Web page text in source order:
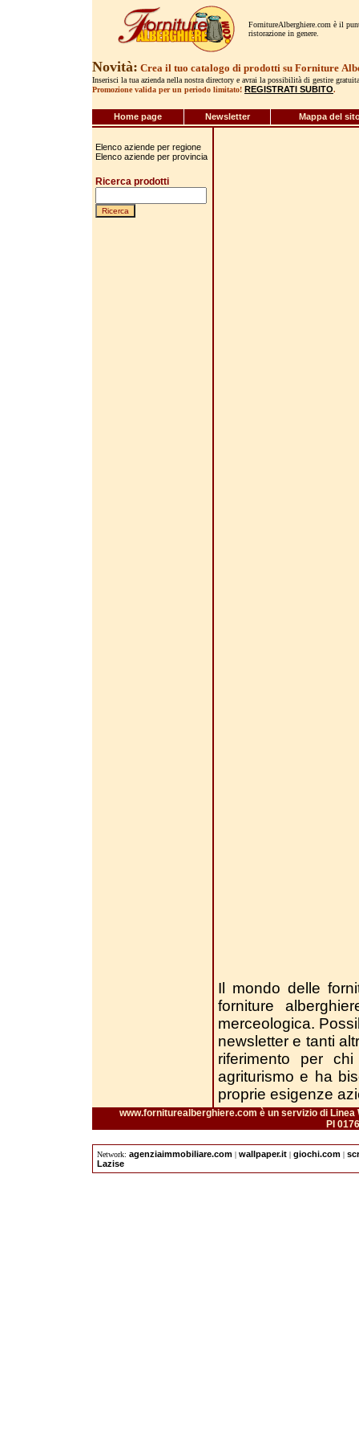
FornitureAlberghiere.com è il
ristorazione in genere.
Novità: Crea il tuo catalogo di prodotti su Forniture
Inserisci la tua azienda nella nostra directory e avrai la possibilità di gestire
Promozione valida per un periodo limitato! REGISTRATI SUBITO.
Home page Newsletter Mappa del
Elenco aziende per regione
Elenco aziende per provincia
Ricerca prodotti
Il mondo delle
forniture
merceologica.
newsletter e tanti
riferimento per
agriturismo e ha
proprie esigenze
www.forniturealberghiere.com è un servizio di Linea
PI
Network: agenziaimmobiliare.com | wallpaper.it | giochi.com |
Lazise